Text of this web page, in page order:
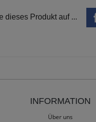
dieses Produkt auf ...
INFORMATION
Über uns